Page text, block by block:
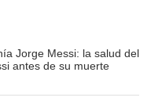
Jorge Messi: la salud del
antes de su muerte